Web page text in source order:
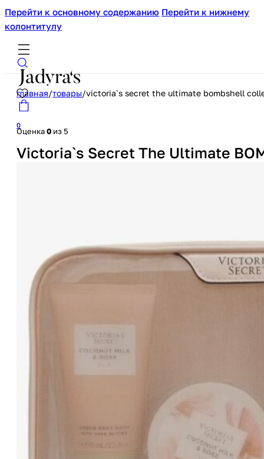
Перейти к основному содержанию Перейти к нижнему
колонтитулу
0
главная/товары/victoria`s secret the ultimate bombshell
Оценка0 из 5
Victoria`s Secret The Ultimate